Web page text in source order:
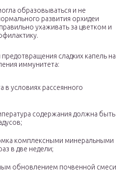
образовываться и не
развития орхидеи
ухаживать за цветком и
сладких капель на
иммунитета:
в условиях рассеянного
содержания должна быть
комплексными минеральными
в две недели;
обновлением почвенной смеси